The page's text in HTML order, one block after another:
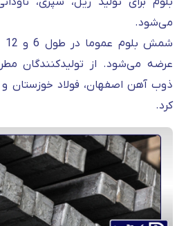
می‌شود.
عرضه می‌شود. از تولیدکنندگان
ذوب آهن اصفهان، فولاد خوزستان و
کرد.